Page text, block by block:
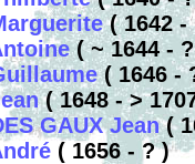
( 1642 -
( ~ 1644 -
( 1646 -
( 1648 - >
GAUX Jean(
( 1656 - ? )